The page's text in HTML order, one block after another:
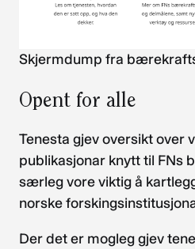
Skjermdump fra
Opent for alle
Tenesta gjev oversikt over
publikasjonar knytt til FNs
særleg vore viktig å
norske
Der det er mogleg gjev